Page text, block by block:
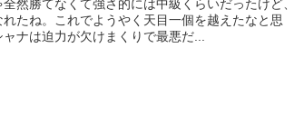
然勝てなくて強さ的には中級くらいだったけど、
たね。これでようやく天目一個を越えたなと思
ナは迫力が欠けまくりで最悪だ...